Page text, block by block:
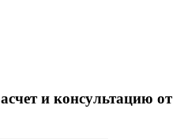
и консультацию от